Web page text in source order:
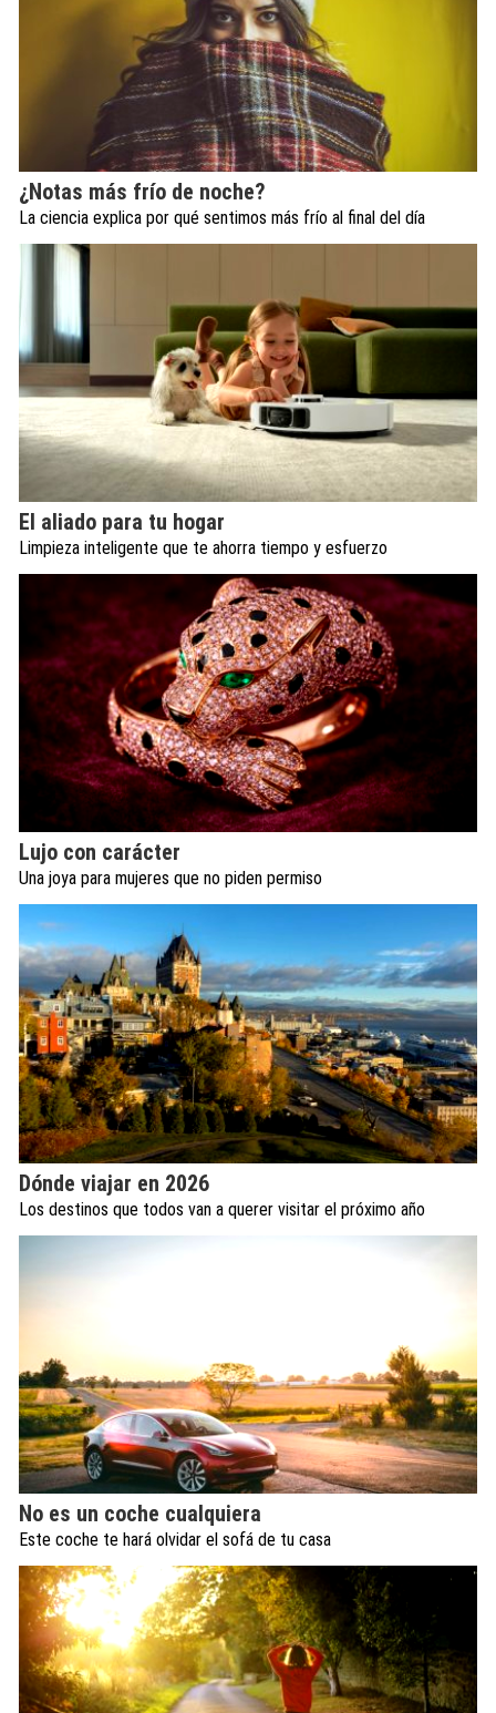
¿Notas más frío de noche?
La ciencia explica por qué sentimos más frío al final del día
El aliado para tu hogar
Limpieza inteligente que te ahorra tiempo y esfuerzo
Lujo con carácter
Una joya para mujeres que no piden permiso
Dónde viajar en 2026
Los destinos que todos van a querer visitar el próximo año
No es un coche cualquiera
Este coche te hará olvidar el sofá de tu casa